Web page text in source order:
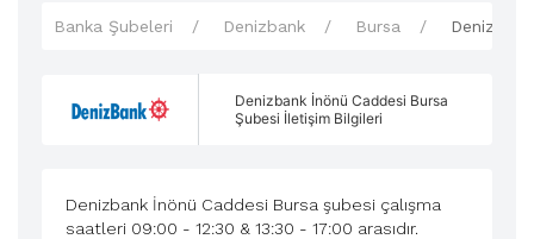
Banka Şubeleri Denizbank Bursa
Denizbank İnönü Caddesi Bursa
Şubesi İletişim Bilgileri
Denizbank İnönü Caddesi Bursa şubesi çalışma
saatleri 09:00 - 12:30 & 13:30 - 17:00 arasıdır.